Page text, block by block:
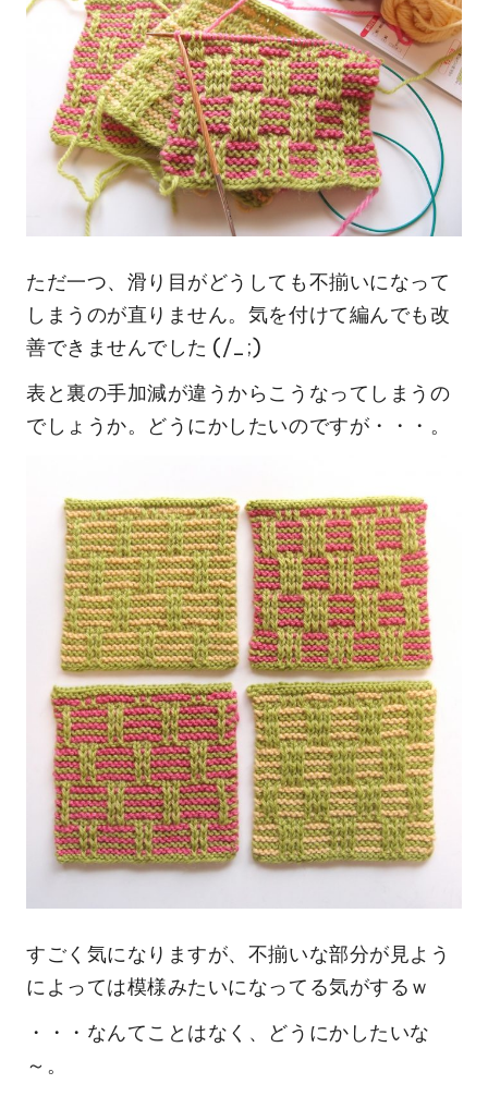
ただ一つ、滑り目がどうしても不揃いになって
しまうのが直りません。気を付けて編んでも改
善できませんでした (/_;)
表と裏の手加減が違うからこうなってしまうの
でしょうか。どうにかしたいのですが・・・。
すごく気になりますが、不揃いな部分が見よう
によっては模様みたいになってる気がするｗ
・・・なんてことはなく、どうにかしたいな
～。